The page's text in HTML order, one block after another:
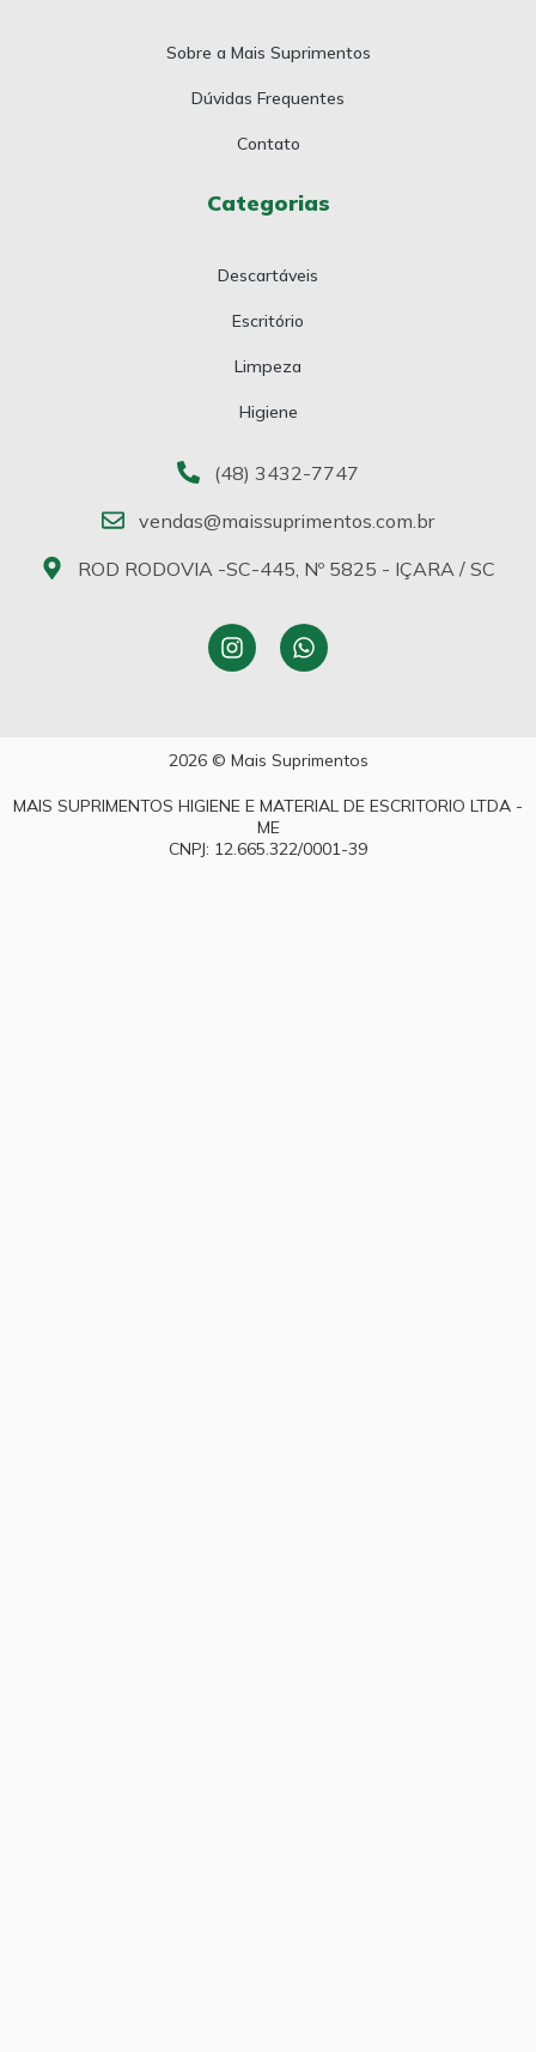
Sobre a Mais Suprimentos
Dúvidas Frequentes
Contato
Categorias
Descartáveis
Escritório
Limpeza
Higiene
(48) 3432-7747
vendas@maissuprimentos.com.br
ROD RODOVIA -SC-445, Nº 5825 - IÇARA / SC
2026 © Mais Suprimentos
MAIS SUPRIMENTOS HIGIENE E MATERIAL DE ESCRITORIO LTDA -
ME
CNPJ: 12.665.322/0001-39